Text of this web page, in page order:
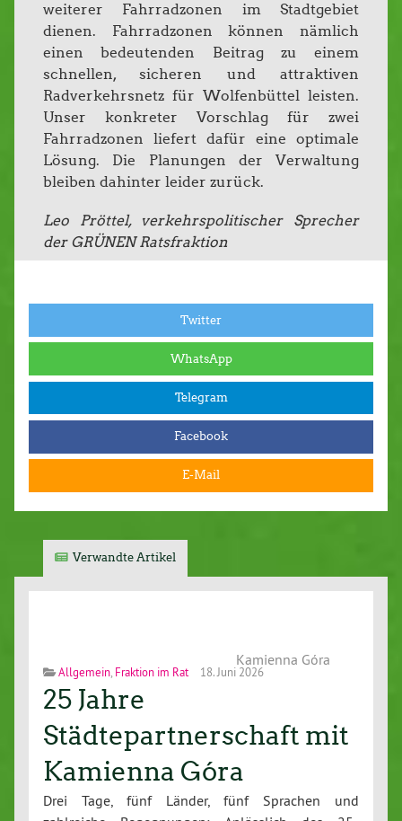
weiterer Fahrradzonen im Stadtgebiet
dienen. Fahrradzonen können nämlich
einen bedeutenden Beitrag zu einem
schnellen, sicheren und attraktiven
Radverkehrsnetz für Wolfenbüttel leisten.
Unser konkreter Vorschlag für zwei
Fahrradzonen liefert dafür eine optimale
Lösung. Die Planungen der Verwaltung
bleiben dahinter leider zurück.
Leo Pröttel, verkehrspolitischer Sprecher
der GRÜNEN Ratsfraktion
Twitter
WhatsApp
Telegram
Facebook
E-Mail
Verwandte Artikel
Kamienna Góra
Allgemein, Fraktion im Rat 18. Juni 2026
25 Jahre
Städtepartnerschaft mit
Kamienna Góra
Drei Tage, fünf Länder, fünf Sprachen und